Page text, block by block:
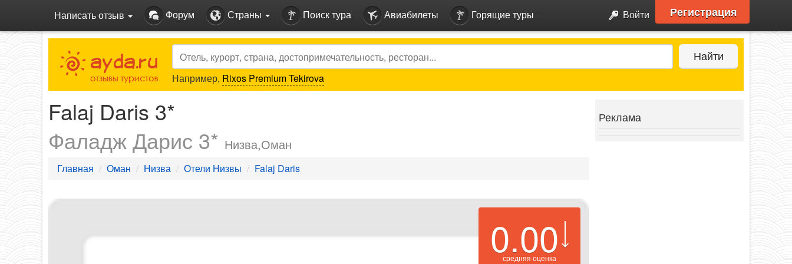
Написать отзыв Форум Страны Поиск тура Авиабилеты Горящие туры Войти Регистрация
Search Найти
Например, Rixos Premium Tekirova
Falaj Daris 3*
Фаладж Дарис 3* Низва,Оман
Главная Оман Низва Отели Низвы Falaj Daris
0.00
средняя оценка
Реклама